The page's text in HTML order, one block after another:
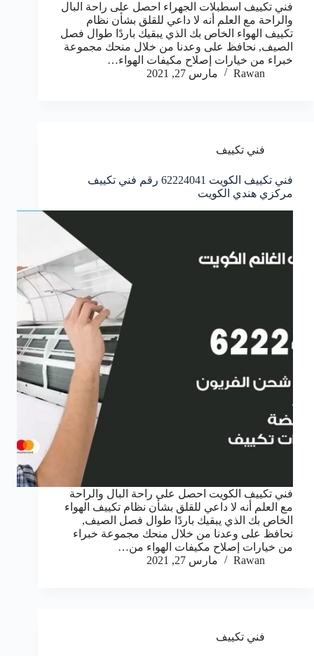
فني تكييف اسطبلات الجهراء احصل على راحة البال
والراحة مع العلم أنه لا داعي للقلق بشأن نظام
تكييف الهواء الخاص بك الذي يبقيك باردًا طوال فصل
الصيف, نحافظ على وعدنا من خلال منحك مجموعة
خبراء من خيارات إصلاح مكيفات الهواء…
Rawan
مارس 27, 2021
فني تكييف
فني تكييف الكويت 62224041 رقم فني تكييف
مركزي هندي الكويت
فني تكييف الكويت احصل على راحة البال والراحة
مع العلم أنه لا داعي للقلق بشأن نظام تكييف الهواء
الخاص بك الذي يبقيك باردًا طوال فصل الصيف,
نحافظ على وعدنا من خلال منحك مجموعة خبراء
من خيارات إصلاح مكيفات الهواء من…
Rawan
مارس 27, 2021
فني تكييف